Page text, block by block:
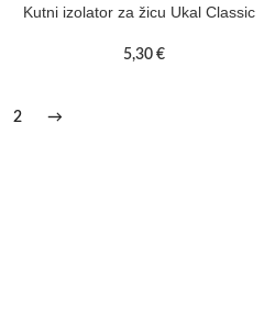
Kutni izolator za žicu Ukal Classic
5,30 €
2 →